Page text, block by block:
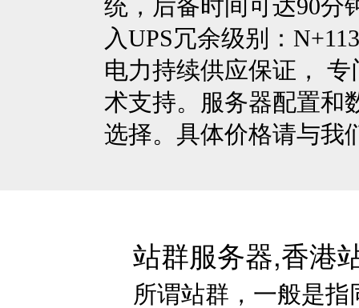
统，后备时间可达90分
入UPS冗余级别：
电力持续供应保证，
术支持。服务器配置和
选择。具体价格请与我
站群服务器,香港
所谓站群，一般是